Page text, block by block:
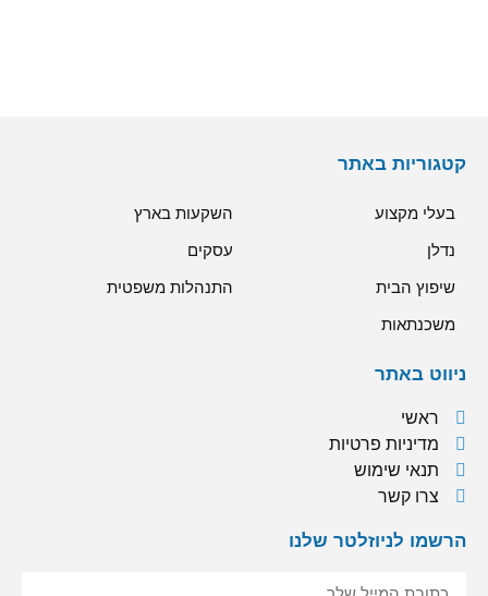
קטגוריות באתר
בעלי מקצוע
השקעות בארץ
נדלן
עסקים
שיפוץ הבית
התנהלות משפטית
משכנתאות
ניווט באתר
ראשי
מדיניות פרטיות
תנאי שימוש
צרו קשר
הרשמו לניוזלטר שלנו